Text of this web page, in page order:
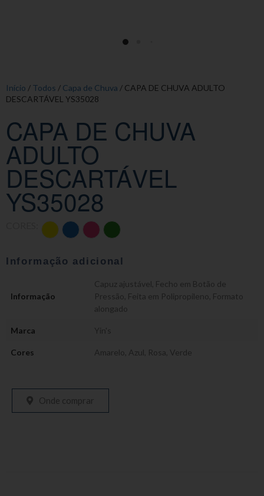
Início / Todos / Capa de Chuva / CAPA DE CHUVA ADULTO
DESCARTÁVEL YS35028
CAPA DE CHUVA
ADULTO
DESCARTÁVEL
YS35028
Informação adicional
Informação
Capuz ajustável Fecho em Botão de
Pressão Feita em Polipropileno Formato
alongado
Marca Yin's
Cores Amarelo Azul Rosa Verde
Onde comprar